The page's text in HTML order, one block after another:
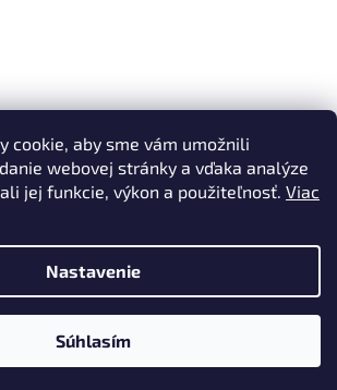
cookie, aby sme vám umožnili
webovej stránky a vďaka analýze
jej funkcie, výkon a použiteľnosť. Viac
Nastavenie
Súhlasím
Vytvoril Shoptet
Kleen s.r.o.. Všetky práva vyhradené.